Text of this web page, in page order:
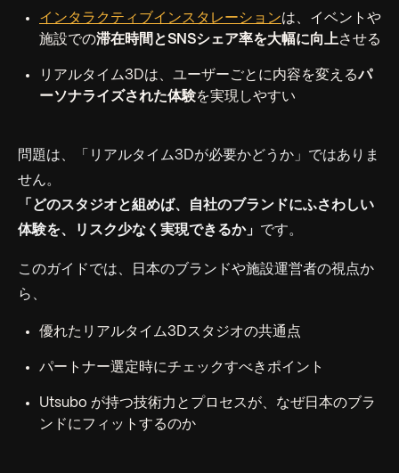
インタラクティブインスタレーションは、イベントや
施設での滞在時間とSNSシェア率を大幅に向上させる
リアルタイム3Dは、ユーザーごとに内容を変えるパ
ーソナライズされた体験を実現しやすい
問題は、「リアルタイム3Dが必要かどうか」ではありま
せん。
「どのスタジオと組めば、自社のブランドにふさわしい
体験を、リスク少なく実現できるか」 です。
このガイドでは、日本のブランドや施設運営者の視点か
ら、
優れたリアルタイム3Dスタジオの共通点
パートナー選定時にチェックすべきポイント
Utsubo が持つ技術力とプロセスが、なぜ日本のブラ
ンドにフィットするのか